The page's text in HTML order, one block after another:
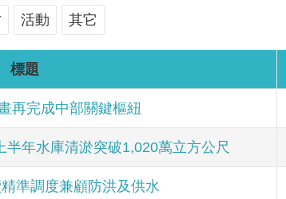
活動 其它
標題
再完成中部關鍵樞紐
年水庫清淤突破1,020萬立方公尺
準調度兼顧防洪及供水